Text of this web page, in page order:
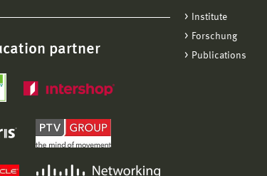
partner
Institute
Forschung
Publications